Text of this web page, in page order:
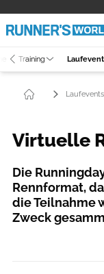
Training
Laufevents
Virtuelle
Die
Rennformat,
die Teilnahme
Zweck